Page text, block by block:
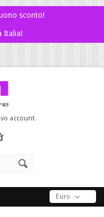
sconto!
Italia!
account.
Euro